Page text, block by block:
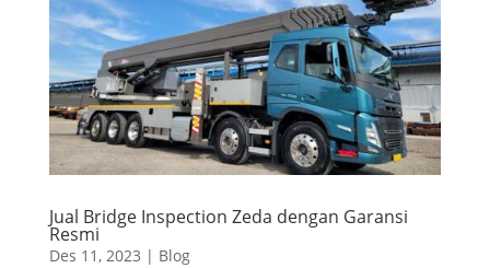
Jual Bridge Inspection Zeda dengan Garansi
Resmi
Des 11, 2023 | Blog